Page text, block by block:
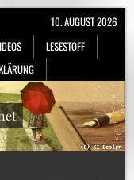
LESESTOFF
10. AUGUST 2026